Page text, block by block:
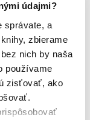
údajmi?
správate, a
zbierame
nich by naša
používame
zisťovať, ako
a kúpiť
🙂 Najnovšie
je to rýchle,
Žiadne čakanie
si len vybrať. 🙂
E.L. James